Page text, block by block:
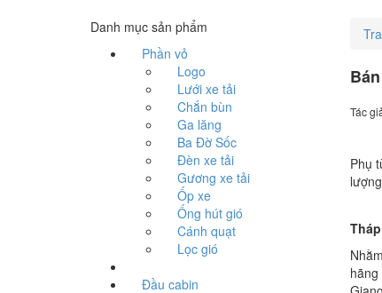
Danh mục sản phẩm
Phần vỏ
Logo
Lưới xe tải
Chắn bùn
Ga lăng
Ba Đờ Sốc
Đèn xe tải
Gương xe tải
Ốp xe
Ống hút gió
Cánh quạt
Lọc gió
Đầu cabin
Tác
Phụ